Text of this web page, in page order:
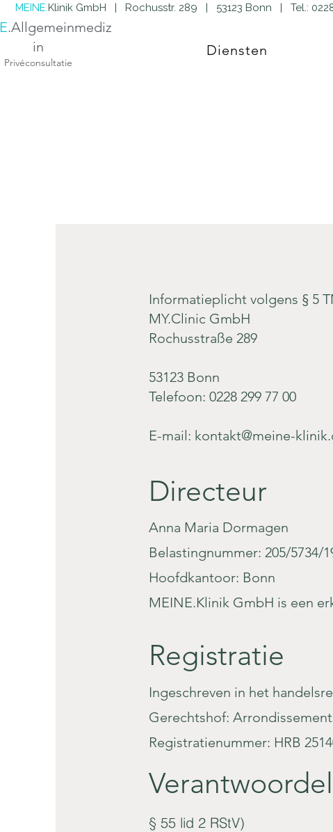
MEINE.Klinik GmbH | Rochusstr. 289 | 53123 Bonn | Tel.:
.Allgemeinmediz
in
Privéconsultatie
Diensten
Informatieplicht volgens § 5
MY.Clinic GmbH
Rochusstraße 289
53123 Bonn
Telefoon: 0228 299 77 00
E-mail: kontakt@meine-
Directeur
Anna Maria Dormagen
Belastingnummer: 205/5734/
Hoofdkantoor: Bonn
MEINE.Klinik GmbH is een
Registratie
Ingeschreven in het
Gerechtshof:
Registratienummer: HRB
§ 55 lid 2 RStV)